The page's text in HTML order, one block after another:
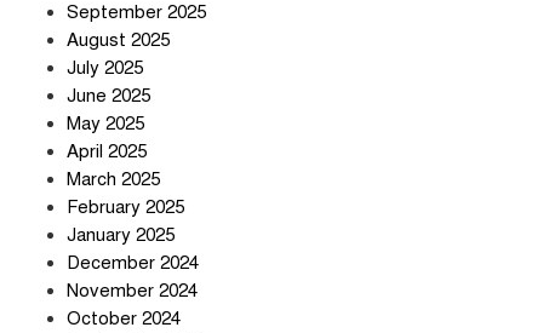
September 2025
August 2025
July 2025
June 2025
May 2025
April 2025
March 2025
February 2025
January 2025
December 2024
November 2024
October 2024